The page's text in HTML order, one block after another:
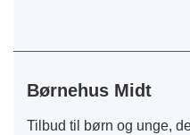
Børnehus Midt
Tilbud til børn og unge,